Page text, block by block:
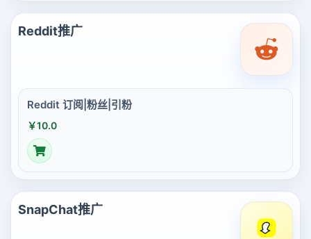
Reddit推广
Reddit 订阅|粉丝|引粉
￥10.0
SnapChat推广